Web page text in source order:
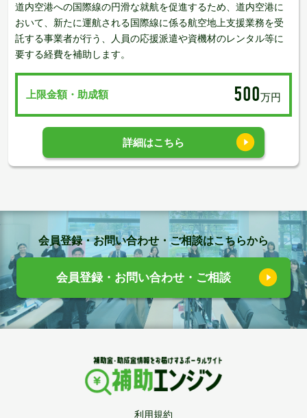
道内空港への国際線の円滑な就航を促進するため、道内空港に
おいて、新たに運航される国際線に係る航空地上支援業務を受
託する事業者が行う、人員の応援派遣や資機材のレンタル等に
要する経費を補助します。
上限金額・助成額 500万円
詳細はこちら
会員登録・お問い合わせ・ご相談はこちらから
会員登録・お問い合わせ・ご相談
利用規約